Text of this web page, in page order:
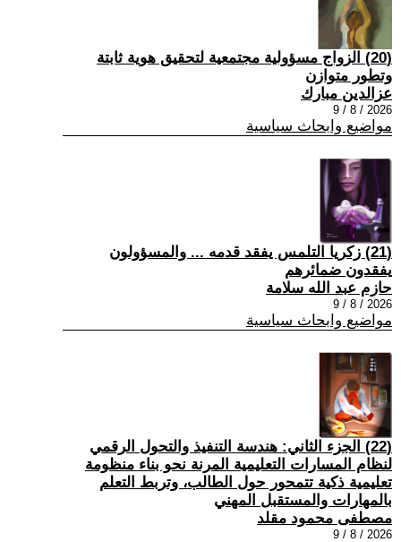
(20) الزواج مسؤولية مجتمعية لتحقيق هوية ثابتة
وتطور متوازن
عزالدين مبارك
2026 / 8 / 9
مواضيع وابحاث سياسية
(21) زكريا التلمس يفقد قدمه ... والمسؤولون
يفقدون ضمائرهم
حازم عبد الله سلامة
2026 / 8 / 9
مواضيع وابحاث سياسية
(22) الجزء الثاني: هندسة التنفيذ والتحول الرقمي
لنظام المسارات التعليمية المرنة نحو بناء منظومة
تعليمية ذكية تتمحور حول الطالب، وتربط التعلم
بالمهارات والمستقبل المهني
مصطفى محمود مقلد
2026 / 8 / 9